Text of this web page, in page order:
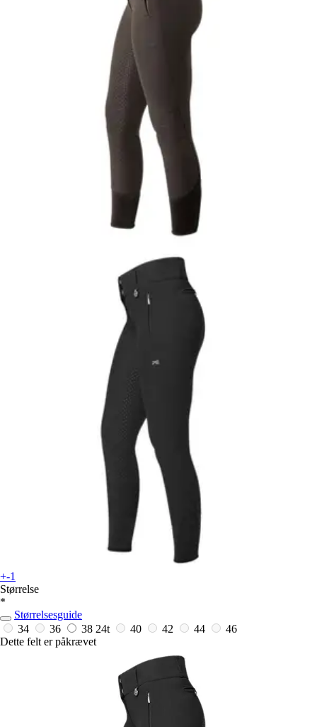
+-1
Størrelse
*
Størrelsesguide
34
36 38 24t 40 42 44
46
Dette felt er påkrævet